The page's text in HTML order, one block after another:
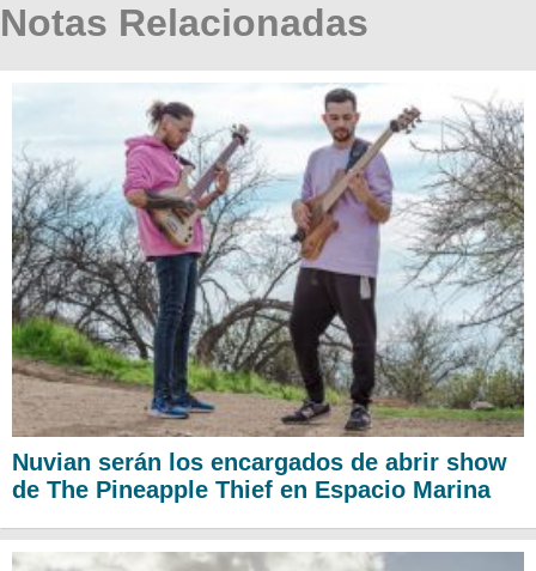
Notas Relacionadas
Nuvian serán los encargados de abrir show
de The Pineapple Thief en Espacio Marina